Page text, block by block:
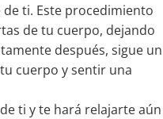
ti. Este procedimiento
de tu cuerpo, dejando
después, sigue un
cuerpo y sentir una
ti y te hará relajarte aún